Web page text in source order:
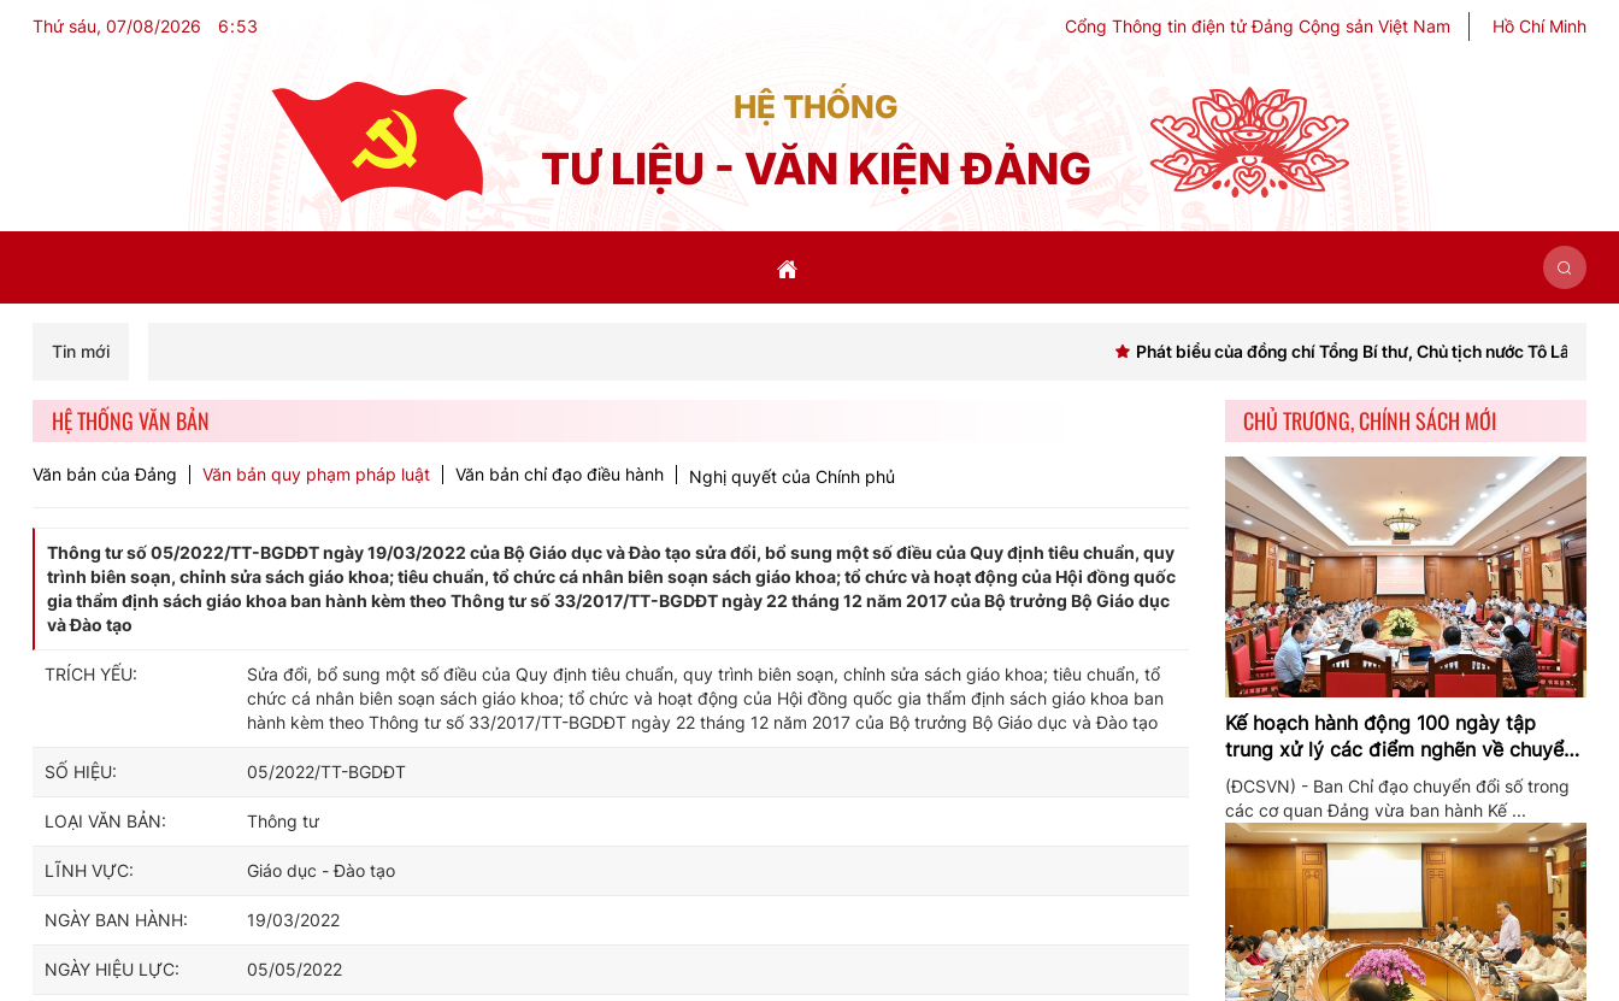
Thứ sáu, 07/08/2026 6:53 Cổng Thông tin điện tử Đảng Cộng sản Việt Nam Hồ Chí Minh
HỆ THỐNG
TƯ LIỆU - VĂN KIỆN ĐẢNG
Tin mới Phát biểu của đồng chí Tổng Bí thư, Chủ tịch nước Tô Lâm khai mạc
HỆ THỐNG VĂN BẢN
Văn bản của Đảng Văn bản quy phạm pháp luật Văn bản chỉ đạo điều hành Nghị quyết của Chính phủ
Thông tư số 05/2022/TT-BGDĐT ngày 19/03/2022 của Bộ Giáo dục và Đào tạo sửa đổi, bổ sung một số điều của Quy định tiêu chuẩn, quy
trình biên soạn, chỉnh sửa sách giáo khoa; tiêu chuẩn, tổ chức cá nhân biên soạn sách giáo khoa; tổ chức và hoạt động của Hội đồng quốc
gia thẩm định sách giáo khoa ban hành kèm theo Thông tư số 33/2017/TT-BGDĐT ngày 22 tháng 12 năm 2017 của Bộ trưởng Bộ Giáo dục
và Đào tạo
TRÍCH YẾU:
Sửa đổi, bổ sung một số điều của Quy định tiêu chuẩn, quy trình biên soạn, chỉnh sửa sách giáo khoa; tiêu chuẩn, tổ
chức cá nhân biên soạn sách giáo khoa; tổ chức và hoạt động của Hội đồng quốc gia thẩm định sách giáo khoa ban
hành kèm theo Thông tư số 33/2017/TT-BGDĐT ngày 22 tháng 12 năm 2017 của Bộ trưởng Bộ Giáo dục và Đào tạo
SỐ HIỆU: 05/2022/TT-BGDĐT
LOẠI VĂN BẢN: Thông tư
LĨNH VỰC: Giáo dục - Đào tạo
NGÀY BAN HÀNH: 19/03/2022
NGÀY HIỆU LỰC: 05/05/2022
CHỦ TRƯƠNG, CHÍNH SÁCH MỚI
Kế hoạch hành động 100 ngày tập
trung xử lý các điểm nghẽn về chuyển
đổi số trong các cơ quan Đảng
(ĐCSVN) - Ban Chỉ đạo chuyển đổi số trong
các cơ quan Đảng vừa ban hành Kế ...